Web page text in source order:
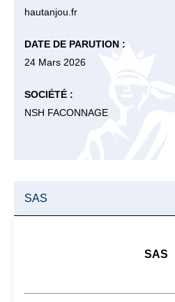
hautanjou.fr
DATE DE PARUTION :
24 Mars 2026
SOCIÉTÉ :
NSH FACONNAGE
SAS
SAS